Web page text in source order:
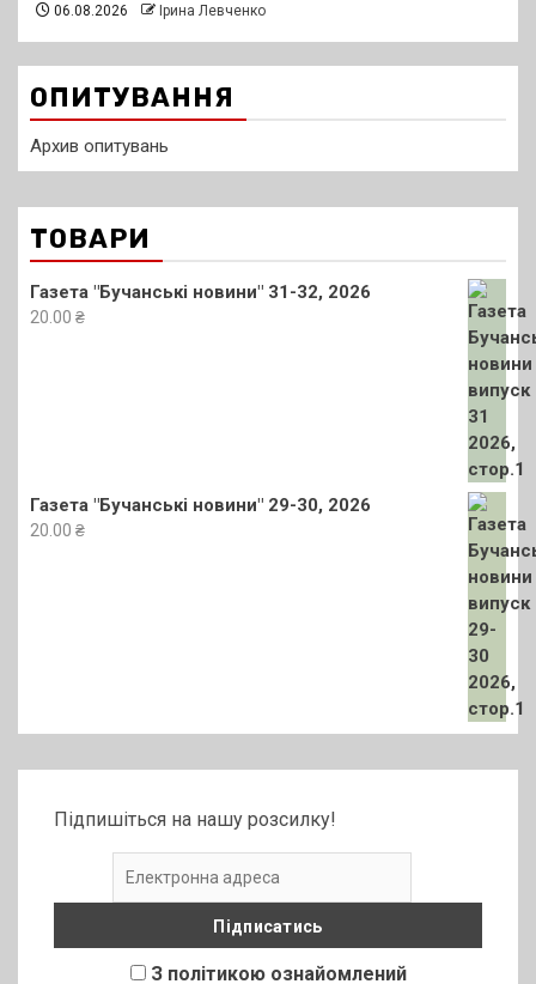
06.08.2026 Ірина Левченко
ОПИТУВАННЯ
Архив опитувань
ТОВАРИ
Газета "Бучанські новини" 31-32, 2026
20.00 ₴
Газета "Бучанські новини" 29-30, 2026
20.00 ₴
Підпишіться на нашу розсилку!
З політикою ознайомлений